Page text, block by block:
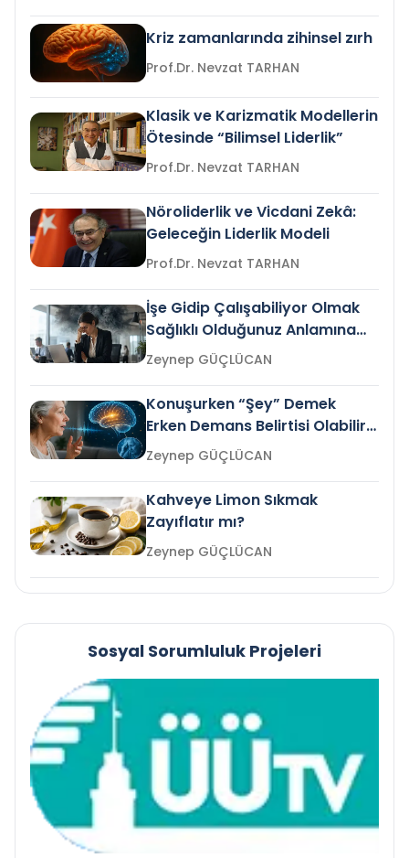
Kriz zamanlarında zihinsel zırh
Prof.Dr. Nevzat TARHAN
Klasik ve Karizmatik Modellerin
Ötesinde “Bilimsel Liderlik”
Prof.Dr. Nevzat TARHAN
Nöroliderlik ve Vicdani Zekâ:
Geleceğin Liderlik Modeli
Prof.Dr. Nevzat TARHAN
İşe Gidip Çalışabiliyor Olmak
Sağlıklı Olduğunuz Anlamına
Gelir mi?Zeynep GÜÇLÜCAN
Konuşurken “Şey” Demek
Erken Demans Belirtisi Olabilir
mi?
Zeynep GÜÇLÜCAN
Kahveye Limon Sıkmak
Zayıflatır mı?
Zeynep GÜÇLÜCAN
Sosyal Sorumluluk Projeleri